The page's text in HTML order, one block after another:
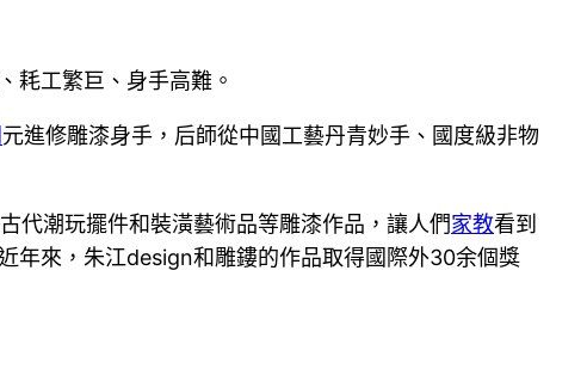
耗工繁巨、身手高難。
元進修雕漆身手，后師從中國工藝丹青妙手、國度級非物
代潮玩擺件和裝潢藝術品等雕漆作品，讓人們家教看到
年來，朱江design和雕鏤的作品取得國際外30余個獎